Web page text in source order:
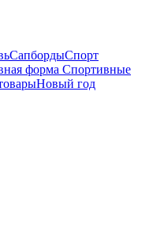
СапбордыСпорт
форма Спортивные
Новый год